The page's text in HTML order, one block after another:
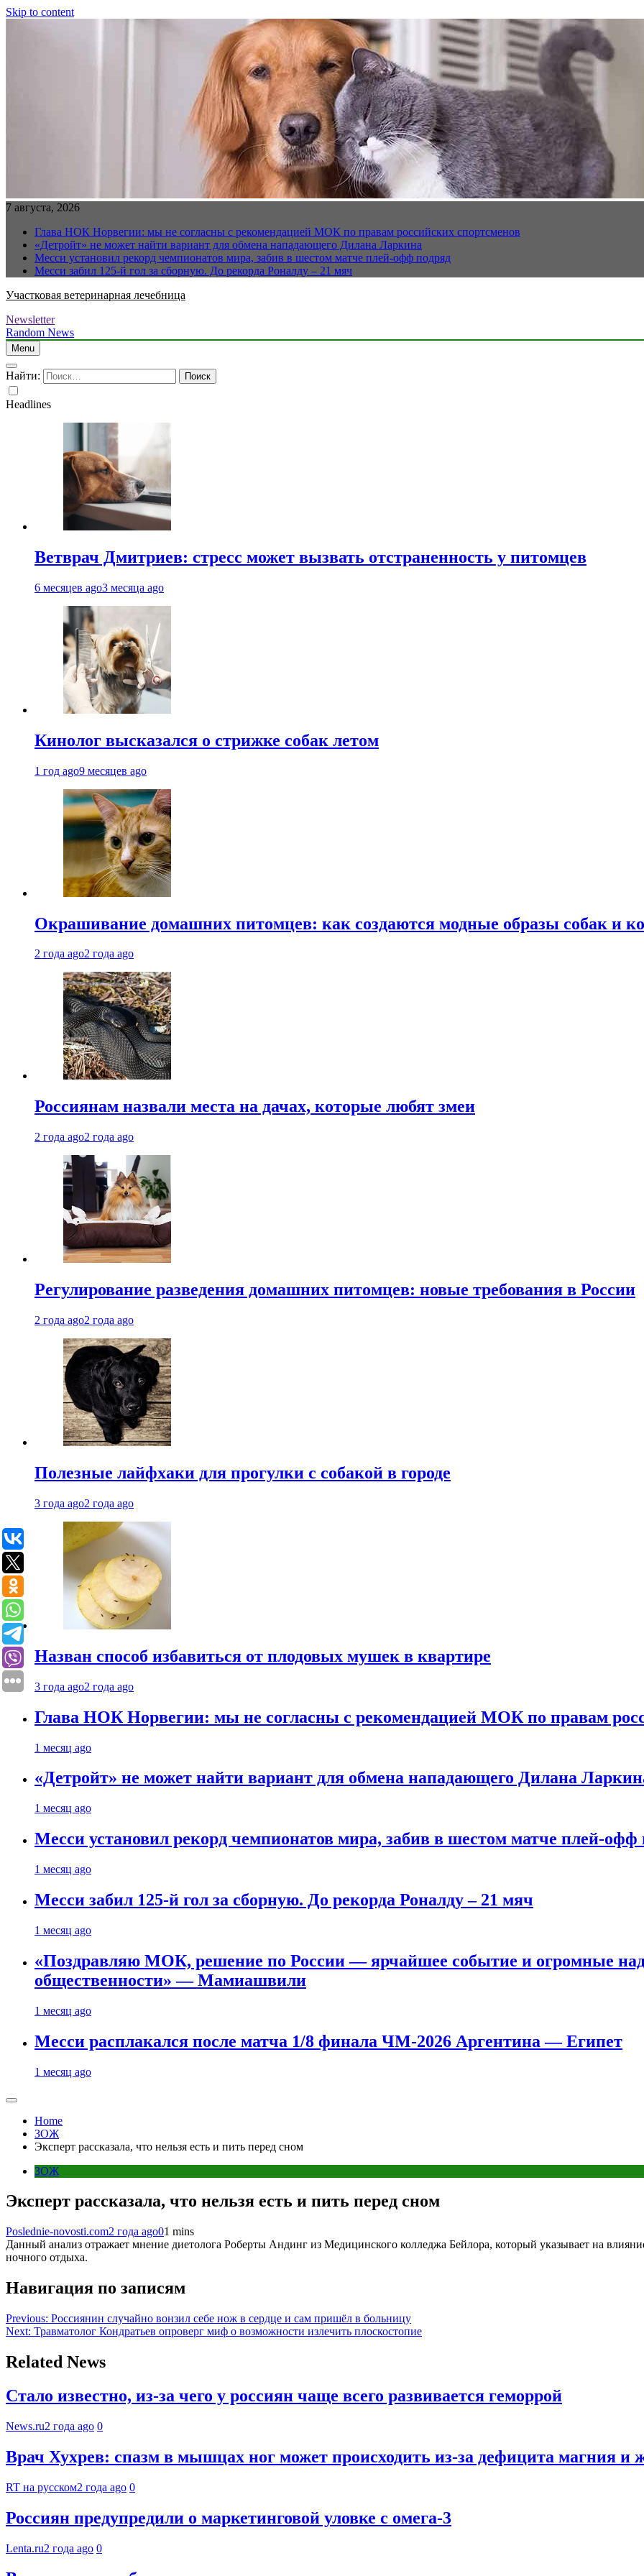
Skip to content
7 августа, 2026
Глава НОК Норвегии: мы не согласны с рекомендацией МОК по правам российских спортсменов
«Детройт» не может найти вариант для обмена нападающего Дилана Ларкина
Месси установил рекорд чемпионатов мира, забив в шестом матче плей‑офф подряд
Месси забил 125-й гол за сборную. До рекорда Роналду – 21 мяч
Участковая ветеринарная лечебница
Newsletter
Random News
Menu
Найти:
Headlines
Ветврач Дмитриев: стресс может вызвать отстраненность у питомцев
6 месяцев ago3 месяца ago
Кинолог высказался о стрижке собак летом
1 год ago9 месяцев ago
Окрашивание домашних питомцев: как создаются модные образы собак и
2 года ago2 года ago
Россиянам назвали места на дачах, которые любят змеи
2 года ago2 года ago
Регулирование разведения домашних питомцев: новые требования в России
2 года ago2 года ago
Полезные лайфхаки для прогулки с собакой в городе
3 года ago2 года ago
Назван способ избавиться от плодовых мушек в квартире
3 года ago2 года ago
Глава НОК Норвегии: мы не согласны с рекомендацией МОК по правам
1 месяц ago
«Детройт» не может найти вариант для обмена нападающего Дилана
1 месяц ago
Месси установил рекорд чемпионатов мира, забив в шестом матче плей‑офф
1 месяц ago
Месси забил 125-й гол за сборную. До рекорда Роналду – 21 мяч
1 месяц ago
«Поздравляю МОК, решение по России — ярчайшее событие и огромные
общественности» — Мамиашвили
1 месяц ago
Месси расплакался после матча 1/8 финала ЧМ-2026 Аргентина — Египет
1 месяц ago
Home
ЗОЖ
Эксперт рассказала, что нельзя есть и пить перед сном
ЗОЖ
Эксперт рассказала, что нельзя есть и пить перед сном
Poslednie-novosti.com2 года ago01 mins
Данный анализ отражает мнение диетолога Роберты Андинг из Медицинского колледжа Бейлора, который указывает на
ночного отдыха.
Навигация по записям
Previous: Россиянин случайно вонзил себе нож в сердце и сам пришёл в больницу
Next: Травматолог Кондратьев опроверг миф о возможности излечить плоскостопие
Related News
Стало известно, из-за чего у россиян чаще всего развивается геморрой
News.ru2 года ago 0
Врач Хухрев: спазм в мышцах ног может происходить из-за дефицита магния и
RT на русском2 года ago 0
Россиян предупредили о маркетинговой уловке с омега-3
Lenta.ru2 года ago 0